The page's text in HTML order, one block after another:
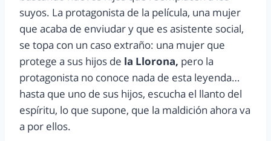
suyos. La protagonista de la película, una mujer
que acaba de enviudar y que es asistente social,
se topa con un caso extraño: una mujer que
protege a sus hijos de la Llorona, pero la
protagonista no conoce nada de esta leyenda…
hasta que uno de sus hijos, escucha el llanto del
espíritu, lo que supone, que la maldición ahora va
a por ellos.